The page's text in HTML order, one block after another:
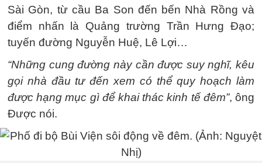
Sài Gòn, từ cầu Ba Son đến bến Nhà Rồng và
điểm nhấn là Quảng trường Trần Hưng Đạo;
tuyến đường Nguyễn Huệ, Lê Lợi…
“Những cung đường này cần được suy nghĩ, kêu
gọi nhà đầu tư đến xem có thể quy hoạch làm
được hạng mục gì để khai thác kinh tế đêm”, ông
Được nói.